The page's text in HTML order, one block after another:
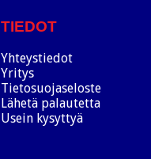
TIEDOT
Yhteystiedot
Yritys
Tietosuojaseloste
Lähetä palautetta
Usein kysyttyä